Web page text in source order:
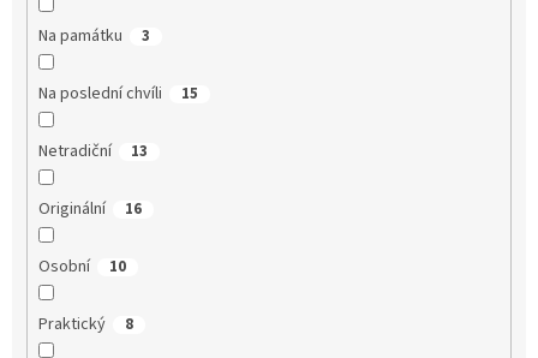
Na památku 3
Na poslední chvíli 15
Netradiční 13
Originální 16
Osobní 10
Praktický 8